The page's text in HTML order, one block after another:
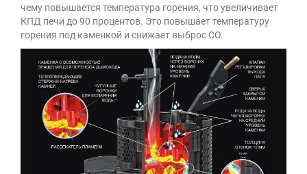
чему повышается температура горения, что увеличивает
КПД печи до 90 процентов. Это повышает температуру
горения под каменкой и снижает выброс СО.